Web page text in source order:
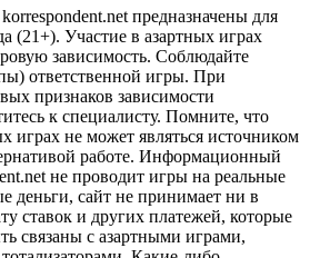
предназначены для
(21+). Участие в азартных играх
зависимость. Соблюдайте
ответственной игры. При
признаков зависимости
к специалисту. Помните, что
играх не может являться источником
работе. Информационный
не проводит игры на реальные
деньги, сайт не принимает ни в
ставок и других платежей, которые
связаны с азартными играми,